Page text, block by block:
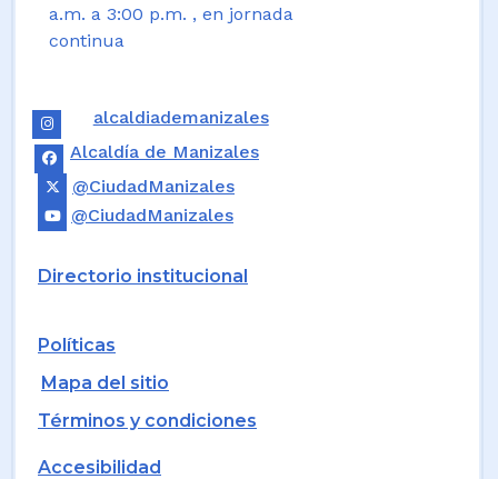
a.m. a 3:00 p.m. , en jornada
continua
alcaldiademanizales
Alcaldía de Manizales
@CiudadManizales
@CiudadManizales
Directorio institucional
Políticas
Mapa del sitio
Términos y condiciones
Accesibilidad